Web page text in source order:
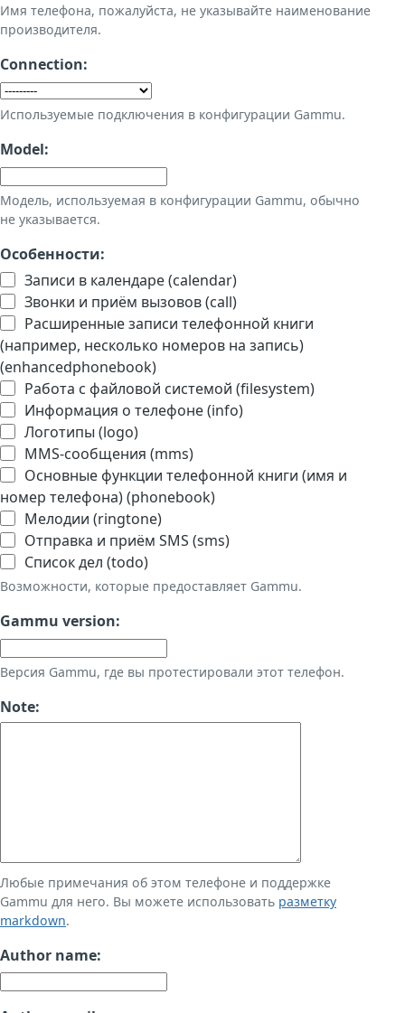
Имя телефона, пожалуйста, не указывайте наименование
производителя.
Connection:
Используемые подключения в конфигурации Gammu.
Model:
Модель, используемая в конфигурации Gammu, обычно
не указывается.
Особенности:
Записи в календаре (calendar)
Звонки и приём вызовов (call)
Расширенные записи телефонной книги
(например, несколько номеров на запись)
(enhancedphonebook)
Работа с файловой системой (filesystem)
Информация о телефоне (info)
Логотипы (logo)
MMS-сообщения (mms)
Основные функции телефонной книги (имя и
номер телефона) (phonebook)
Мелодии (ringtone)
Отправка и приём SMS (sms)
Список дел (todo)
Возможности, которые предоставляет Gammu.
Gammu version:
Версия Gammu, где вы протестировали этот телефон.
Note:
Любые примечания об этом телефоне и поддержке
Gammu для него. Вы можете использовать разметку
markdown.
Author name: